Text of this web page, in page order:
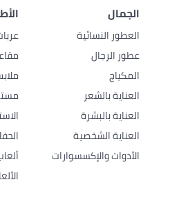
الجمال
العطور النسائية
عطور الرجال
المكياج
العناية بالشعر
العناية بالبشرة
العناية الشخصية
الأدوات والإكسسوارات